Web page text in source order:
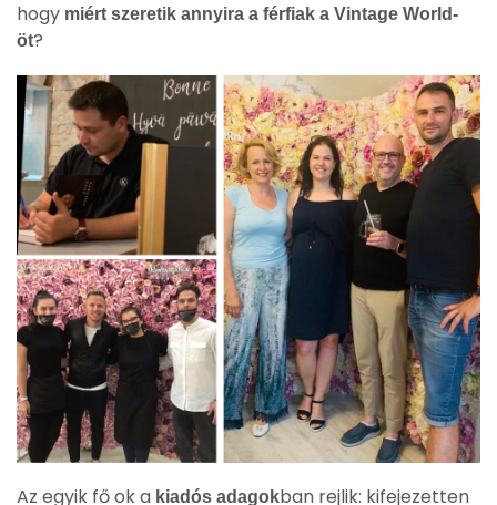
hogy miért szeretik annyira a férfiak a Vintage World-
öt?
Az egyik fő ok a kiadós adagokban rejlik: kifejezetten